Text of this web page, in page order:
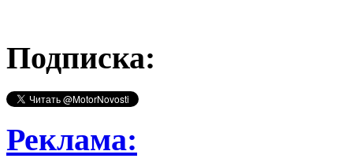
Подписка:
Реклама: